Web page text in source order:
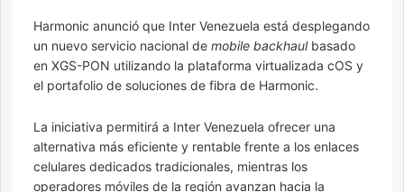
Harmonic anunció que Inter Venezuela está desplegando
un nuevo servicio nacional de mobile backhaulbasado
en XGS-PON utilizando la plataforma virtualizada cOS y
el portafolio de soluciones de fibra de Harmonic.
La iniciativa permitirá a Inter Venezuela ofrecer una
alternativa más eficiente y rentable frente a los enlaces
celulares dedicados tradicionales, mientras los
operadores móviles de la región avanzan hacia la